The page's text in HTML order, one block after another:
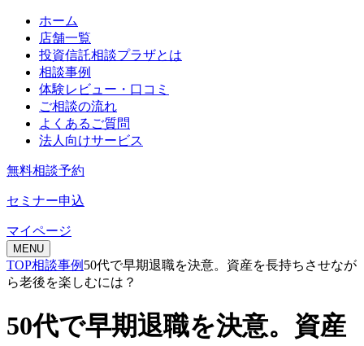
ホーム
店舗一覧
投資信託相談プラザとは
相談事例
体験レビュー・口コミ
ご相談の流れ
よくあるご質問
法人向けサービス
無料相談予約
セミナー申込
マイページ
MENU
TOP相談事例 50代で早期退職を決意。資産を長持ちさせなが
ら老後を楽しむには？
50代で早期退職を決意。資産